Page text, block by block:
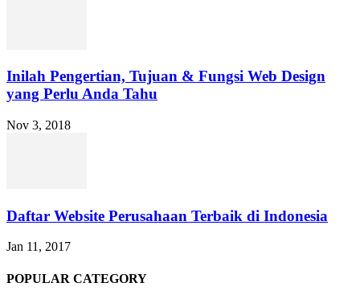
Inilah Pengertian, Tujuan & Fungsi Web Design
yang Perlu Anda Tahu
Nov 3, 2018
Daftar Website Perusahaan Terbaik di Indonesia
Jan 11, 2017
POPULAR CATEGORY